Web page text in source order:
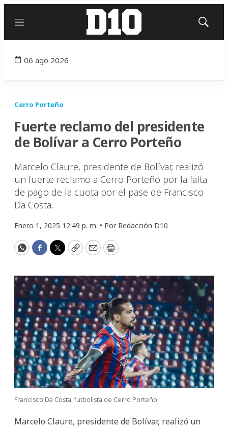
Menú
Mostrar
06 ago 2026
Cerro Porteño
Fuerte reclamo del presidente
de Bolívar a Cerro Porteño
Marcelo Claure, presidente de Bolívar, realizó
un fuerte reclamo a Cerro Porteño por la falta
de pago de la cuota por el pase de Francisco
Da Costa.
Enero 1, 2025 12:49 p. m. • Por Redacción D10
WhatsApp
Facebook
Twitter
CopyEmailPrint
Francisco Da Costa, futbolista de Cerro Porteño.
Marcelo Claure, presidente de Bolívar, realizó un